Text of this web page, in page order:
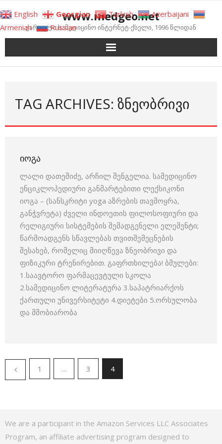
to
content
www.medgeo.net
ქართული სამედიცინო ინტერნეტ-ქსელი, 1996 წლიდან
TAG ARCHIVES: ᲖᲜᲔᲝᲑᲠᲘᲕᲘ
ᲘᲝᲒᲐ
ლალი დათეშიძე, არჩილ შენგელია. სამედიცინო
ენციკლოპედიური განმარტებითი ლექსიკონი
იოგა – (სანსკრიტი yoga აზრების თავმოყრა,
განჭვრეტა) ძველი ინდოეთის ფილოსოფიური და
რელიგიური სისტემების შემადგენელი ელემენტი;
წარმოადგენს სწავლებას თვითშემეცნების
შესახებ, რომელიც მიიღწევა ზნეობრივი და
ფიზიკური ტრენირებით. გაფრთხილება! ბმულები:
1.საავტორო ფარმაცევტული სკოლა
2.სამედიცინო ლიტერატურა 3.საპატრიარქოს
ქართული უნივერსიტეტი 4.დიეტები 5.ორსულობა
და მშობიარობა
1 … 3 4
We are a participant in the Amazon Services LLC Associates
Program, an affiliate advertising program designed to
English Georgian Turkish
Azerbaijani
Armenian
Russian